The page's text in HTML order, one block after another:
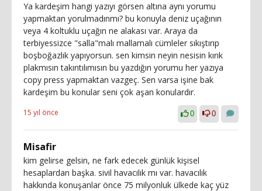
Ya kardeşim hangi yazıyı görsen altına aynı yorumu
yapmaktan yorulmadınmı? bu konuyla deniz uçağının
veya 4 koltuklu uçağın ne alakası var. Araya da
terbiyessizce "salla"malı mallamalı cümleler sıkıştırıp
boşboğazlık yapıyorsun. sen kimsin neyin nesisin kırık
plakmısın takıntılımısın bu yazdığın yorumu her yazıya
copy press yapmaktan vazgeç. Sen varsa işine bak
kardeşim bu konular seni çok aşan konulardır.
15 yıl önce 0 0
Misafir
kim gelirse gelsin, ne fark edecek günlük kişisel
hesaplardan başka. sivil havacılık mı var. havacılık
hakkında konuşanlar önce 75 milyonluk ülkede kaç yüz